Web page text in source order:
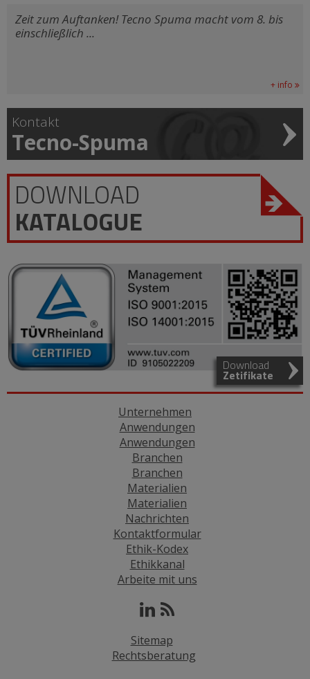
Zeit zum Auftanken! Tecno Spuma macht vom 8. bis
einschließlich ...
+ info
Kontakt
Tecno-Spuma
DOWNLOAD
KATALOGUE
Download
Zetifikate
Unternehmen
Anwendungen
Anwendungen
Branchen
Branchen
Materialien
Materialien
Nachrichten
Kontaktformular
Ethik-Kodex
Ethikkanal
Arbeite mit uns
Sitemap
Rechtsberatung